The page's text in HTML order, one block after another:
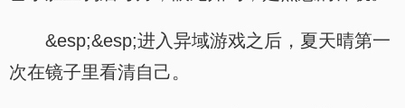
&esp;&esp;进入异域游戏之后，夏天晴第一
次在镜子里看清自己。